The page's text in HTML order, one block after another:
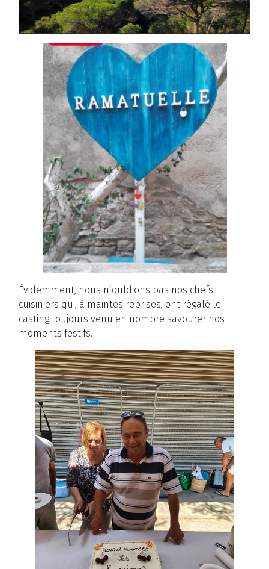
Évidemment, nous n’oublions pas nos chefs-
cuisiniers qui, à maintes reprises, ont régalé le
casting toujours venu en nombre savourer nos
moments festifs.